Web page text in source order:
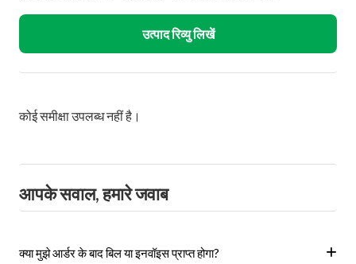
उत्पाद रिव्यु लिखें
कोई समीक्षा उपलब्ध नहीं है।
आपके सवाल, हमारे जवाब
क्या मुझे आर्डर के बाद बिल या इनवॉइस प्राप्त होगा?